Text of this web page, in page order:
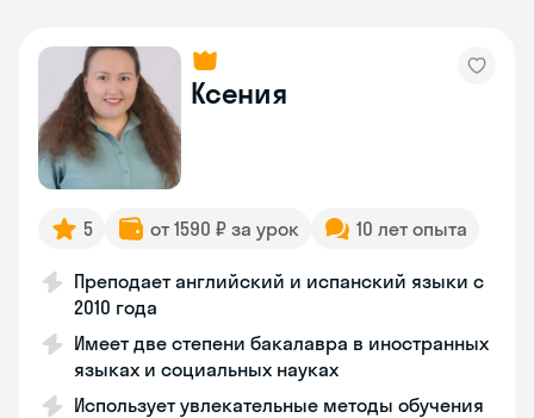
Ксения
5 от 1590 ₽ за урок 10 лет опыта
Преподает английский и испанский языки с
2010 года
Имеет две степени бакалавра в иностранных
языках и социальных науках
Использует увлекательные методы обучения